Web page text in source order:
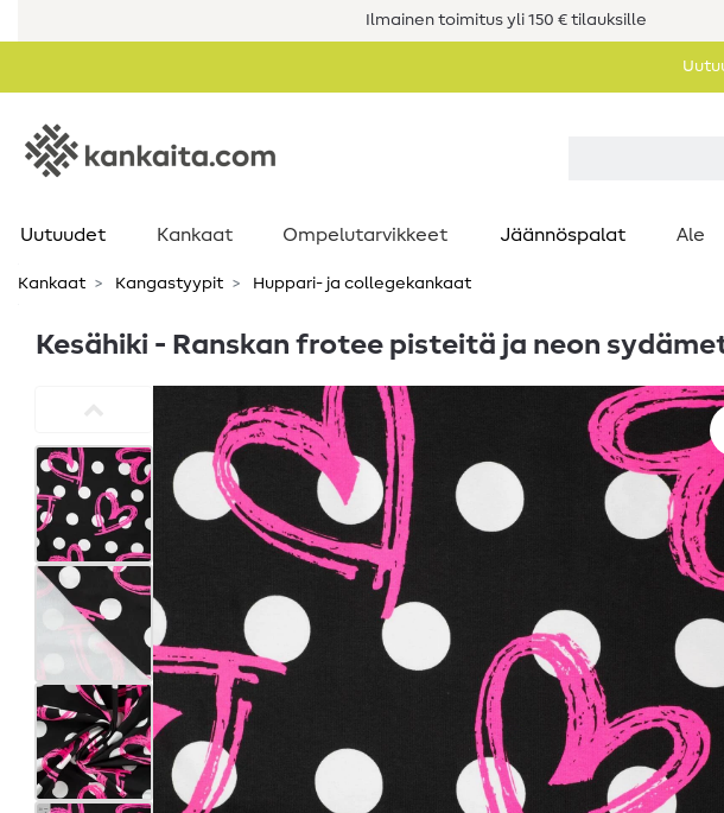
Ilmainen toimitus yli 150 € tilauksille
Uutuudet Kankaat Ompelutarvikkeet Jäännöspalat Ale
Kankaat Kangastyypit Huppari- ja collegekankaat
Kesähiki - Ranskan frotee pisteitä ja neon